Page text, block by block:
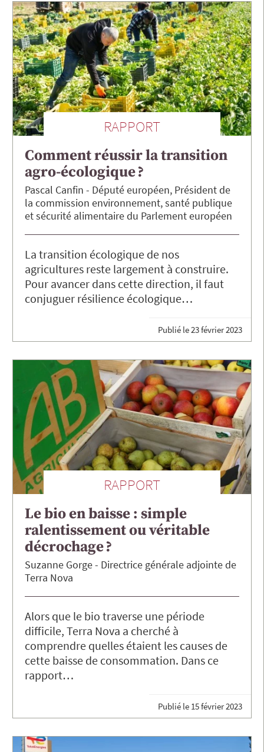
RAPPORT
Comment réussir la transition
agro-écologique ?
Pascal Canfin
Député européen, Président de
la commission environnement, santé publique
et sécurité alimentaire du Parlement européen
La transition écologique de nos
agricultures reste largement à construire.
Pour avancer dans cette direction, il faut
conjuguer résilience écologique…
Publié le23 février 2023
RAPPORT
Le bio en baisse : simple
ralentissement ou véritable
décrochage ?
Suzanne Gorge
Directrice générale adjointe de
Terra Nova
Alors que le bio traverse une période
difficile, Terra Nova a cherché à
comprendre quelles étaient les causes de
cette baisse de consommation. Dans ce
rapport…
Publié le 15 février 2023